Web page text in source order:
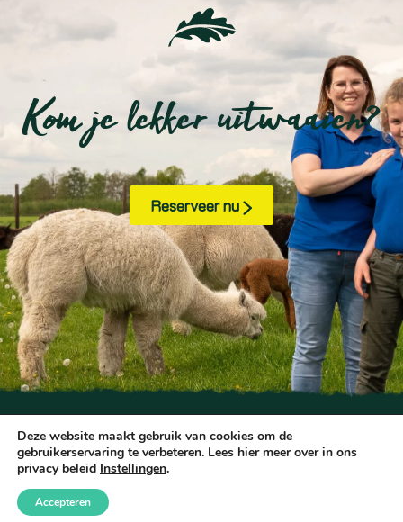
Kom je lekker uitwaaien?
Reserveer nu
Deze website maakt gebruik van cookies om de
gebruikerservaring te verbeteren. Lees hier meer over in ons
privacy beleid Instellingen.
Accepteren